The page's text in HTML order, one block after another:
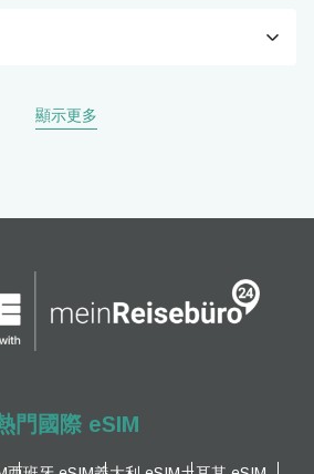
顯示更多
門國際 eSIM